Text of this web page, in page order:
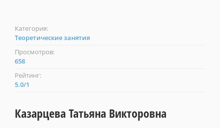
Категория:
Теоретические занятия
Просмотров:
658
Рейтинг:
5.0/1
Казарцева Татьяна Викторовна